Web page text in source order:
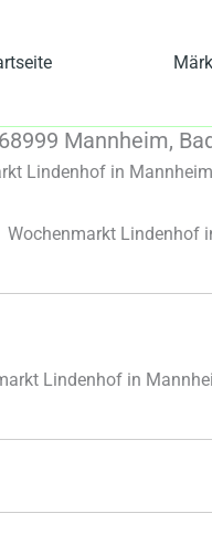
Mannheim,
Lindenhof in
Wochenmarkt Lindenhof
Lindenhof in